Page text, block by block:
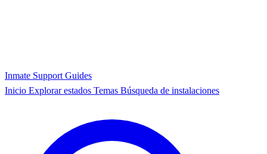
Inmate Support Guides
Inicio Explorar estados Temas Búsqueda de instalaciones